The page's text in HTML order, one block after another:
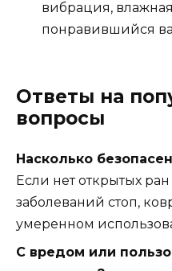
вибрация,
понравившийся
Ответы на
вопросы
Насколько
Если нет открытых
заболеваний стоп,
умеренном
С вредом или